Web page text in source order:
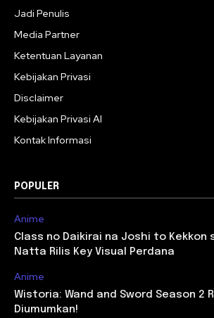
Jadi Penulis
Media Partner
Ketentuan Layanan
Kebijakan Privasi
Disclaimer
Kebijakan Privasi AI
Kontak Informasi
POPULER
Anime
Class no Daikirai na Joshi to Kekkon
Natta Rilis Key Visual Perdana
Anime
Wistoria: Wand and Sword Season 2
Diumumkan!